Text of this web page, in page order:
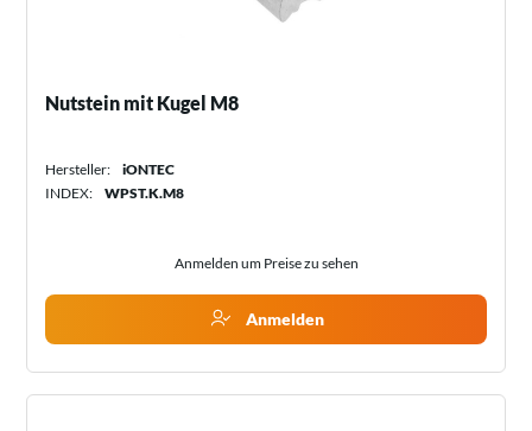
Nutstein mit Kugel M8
Hersteller:
iONTEC
INDEX:
WPST.K.M8
Anmelden um Preise zu sehen
Anmelden